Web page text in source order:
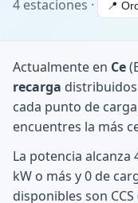
4 estaciones · 📍
Actualmente en Ce
recarga
cada punto de
encuentres la más
La potencia alcanza
kW o más y 0 de
disponibles son